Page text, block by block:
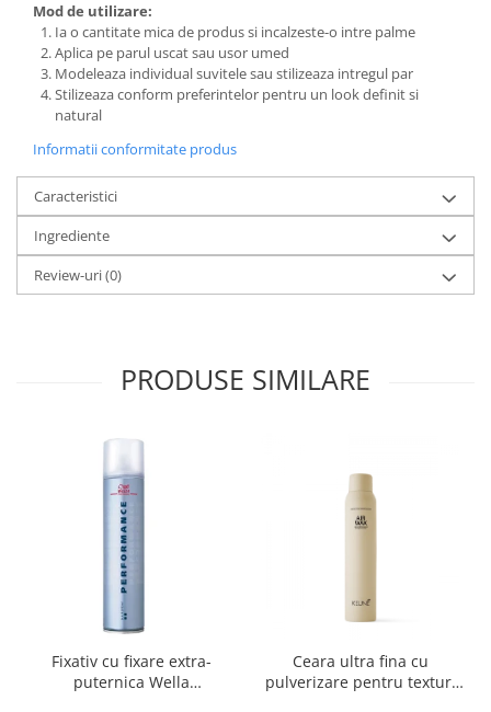
Mod de utilizare:
Ia o cantitate mica de produs si incalzeste-o intre palme
Aplica pe parul uscat sau usor umed
Modeleaza individual suvitele sau stilizeaza intregul par
Stilizeaza conform preferintelor pentru un look definit si
natural
Informatii conformitate produs
Caracteristici
Ingrediente
Review-uri(0)
PRODUSE SIMILARE
Fixativ cu fixare extra-
puternica Wella
Ceara ultra fina cu
pulverizare pentru texturi